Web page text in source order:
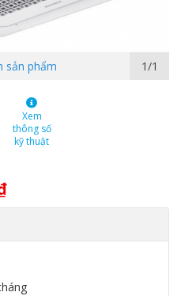
sản phẩm 1/1
Xem
thông số
kỹ thuật